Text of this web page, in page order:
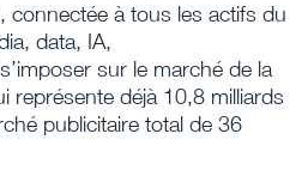
connectée à tous les actifs du
data, IA,
sur le marché de la
représente déjà 10,8 milliards
publicitaire total de 36